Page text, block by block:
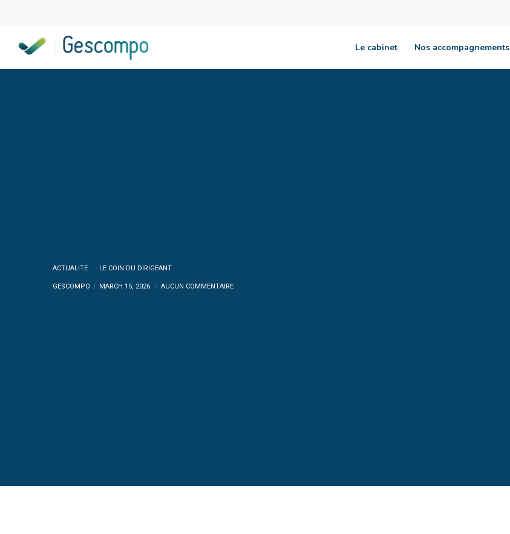
Le cabinet Nos accompagnements
ACTUALITE LE COIN DU DIRIGEANT
GESCOMPO MARCH 15, 2026 AUCUN COMMENTAIRE